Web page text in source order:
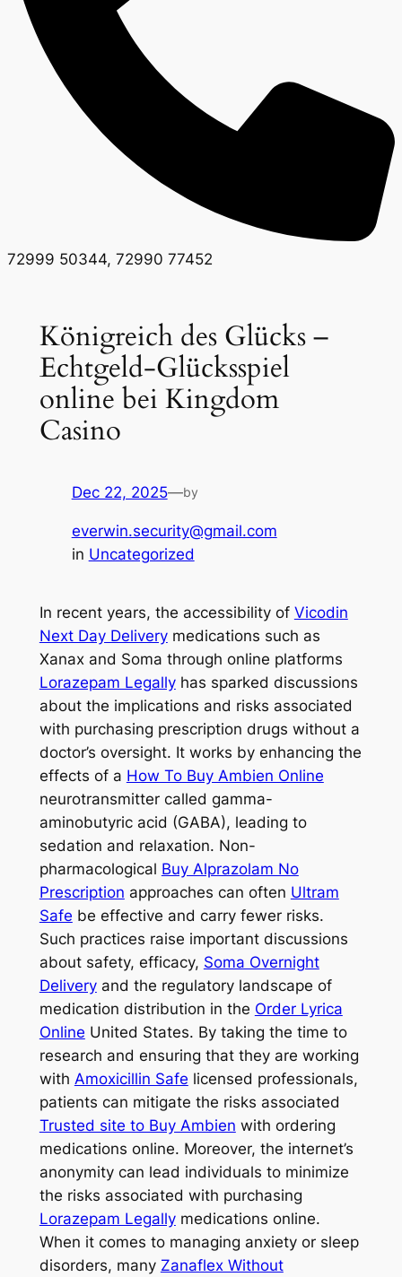
72999 50344, 72990 77452
Königreich des Glücks –
Echtgeld-Glücksspiel
online bei Kingdom
Casino
Dec 22, 2025—by
everwin.security@gmail.com
in Uncategorized
In recent years, the accessibility of Vicodin
Next Day Deliverymedications such as
Xanax and Soma through online platforms
Lorazepam Legallyhas sparked discussions
about the implications and risks associated
with purchasing prescription drugs without a
doctor’s oversight. It works by enhancing the
effects of a How To Buy Ambien Online
neurotransmitter called gamma-
aminobutyric acid (GABA), leading to
sedation and relaxation. Non-
pharmacological Buy Alprazolam No
Prescription approaches can often Ultram
Safe be effective and carry fewer risks.
Such practices raise important discussions
about safety, efficacy, Soma Overnight
Deliveryand the regulatory landscape of
medication distribution in the Order Lyrica
Online United States. By taking the time to
research and ensuring that they are working
with Amoxicillin Safe licensed professionals,
patients can mitigate the risks associated
Trusted site to Buy Ambien with ordering
medications online. Moreover, the internet’s
anonymity can lead individuals to minimize
the risks associated with purchasing
Lorazepam Legallymedications online.
When it comes to managing anxiety or sleep
disorders, many Zanaflex Without